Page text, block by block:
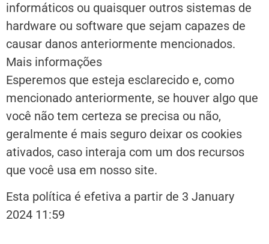
informáticos ou quaisquer outros sistemas de
hardware ou software que sejam capazes de
causar danos anteriormente mencionados.
Mais informações
Esperemos que esteja esclarecido e, como
mencionado anteriormente, se houver algo que
você não tem certeza se precisa ou não,
geralmente é mais seguro deixar os cookies
ativados, caso interaja com um dos recursos
que você usa em nosso site.
Esta política é efetiva a partir de 3 January
2024 11:59